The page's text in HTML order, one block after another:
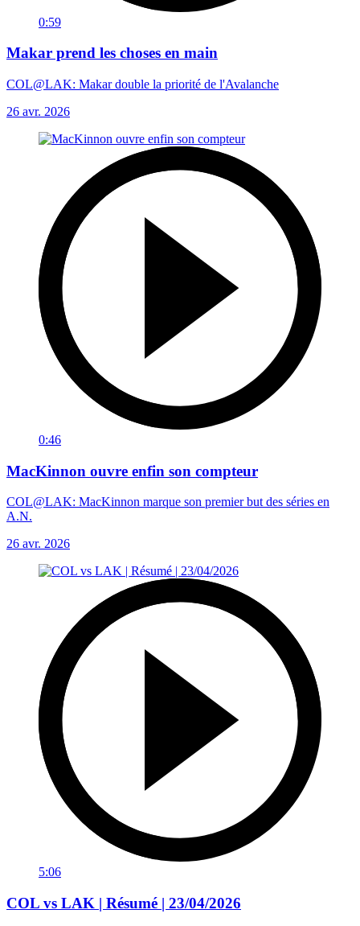
0:59
Makar prend les choses en main
COL@LAK: Makar double la priorité de l'Avalanche
26 avr. 2026
0:46
MacKinnon ouvre enfin son compteur
COL@LAK: MacKinnon marque son premier but des séries en
A.N.
26 avr. 2026
5:06
COL vs LAK | Résumé | 23/04/2026